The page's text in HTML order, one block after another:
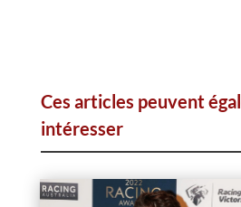
Ces articles peuvent
intéresser